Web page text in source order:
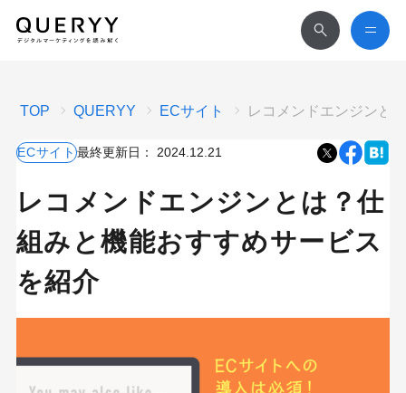
TOP QUERYY ECサイト レコメンドエンジンと
ECサイト最終更新日： 2024.12.21
レコメンドエンジンとは？仕
組みと機能おすすめサービス
を紹介